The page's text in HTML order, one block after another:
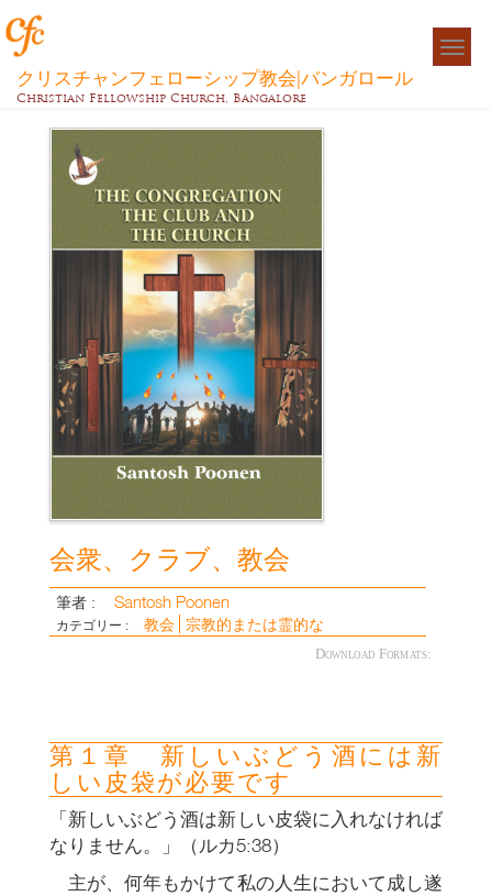
クリスチャンフェローシップ教会|バンガロール
Christian Fellowship Church, Bangalore
会衆、クラブ、教会
筆者 : Santosh Poonen
カテゴリー : 教会 宗教的または霊的な
Download Formats:
第１章 新しいぶどう酒には新
しい皮袋が必要です
「新しいぶどう酒は新しい皮袋に入れなければ
なりません。」（ルカ5:38）
主が、何年もかけて私の人生において成し遂